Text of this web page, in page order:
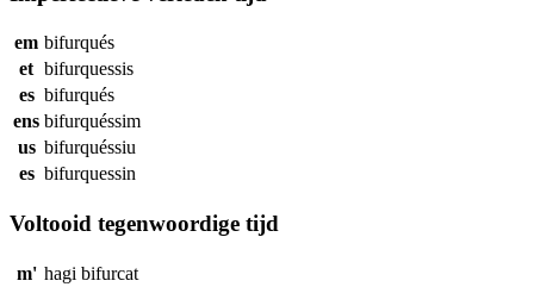
em bifurqués
et bifurquessis
es bifurqués
ens bifurquéssim
us bifurquéssiu
es bifurquessin
Voltooid tegenwoordige tijd
m' hagi bifurcat